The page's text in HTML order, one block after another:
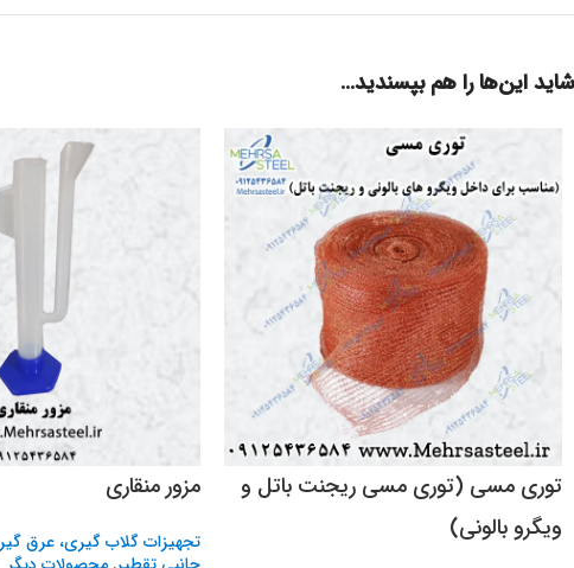
شاید این‌ها را هم بپسندید…
توری مسی (توری مسی ریجنت باتل و
ویگرو بالونی)
مزور منقاری
تجهیزات گلاب گیری، عرق